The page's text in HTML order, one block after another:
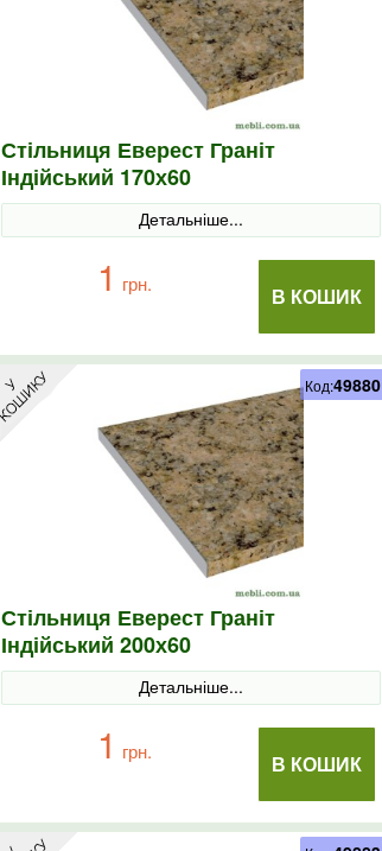
Стільниця Еверест Граніт
Індійський 170х60
Детальніше...
В КОШИК
1 грн.
Стільниця Еверест Граніт
Індійський 200х60
Детальніше...
В КОШИК
1 грн.
Код:49880